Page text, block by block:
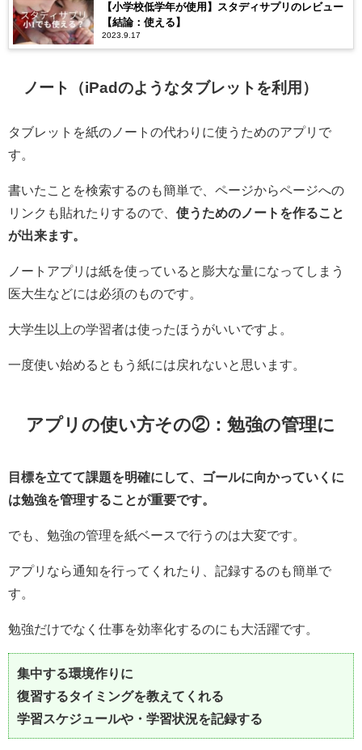
【小学校低学年が使用】スタディサプリのレビュー
【結論：使える】
2023.9.17
ノート（iPadのようなタブレットを利用）
タブレットを紙のノートの代わりに使うためのアプリで
す。
書いたことを検索するのも簡単で、ページからページへの
リンクも貼れたりするので、 使うためのノートを作ること
が出来ます。
ノートアプリは紙を使っていると膨大な量になってしまう
医大生などには必須のものです。
大学生以上の学習者は使ったほうがいいですよ。
一度使い始めるともう紙には戻れないと思います。
アプリの使い方その②：勉強の管理に
目標を立てて課題を明確にして、ゴールに向かっていくに
は勉強を管理することが重要です。
でも、勉強の管理を紙ベースで行うのは大変です。
アプリなら通知を行ってくれたり、記録するのも簡単で
す。
勉強だけでなく仕事を効率化するのにも大活躍です。
集中する環境作りに
復習するタイミングを教えてくれる
学習スケジュールや・学習状況を記録する